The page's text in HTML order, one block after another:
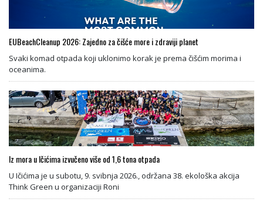
EUBeachCleanup 2026: Zajedno za čišće more i zdraviji planet
Svaki komad otpada koji uklonimo korak je prema čišćim morima i
oceanima.
Iz mora u Ičićima izvučeno više od 1,6 tona otpada
U Ičićima je u subotu, 9. svibnja 2026., održana 38. ekološka akcija
Think Green u organizaciji Roni